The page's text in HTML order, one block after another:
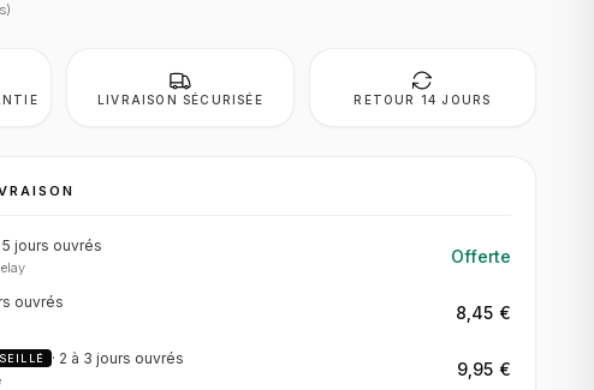
LIVRAISON SÉCURISÉE RETOUR 14 JOURS
5 jours ouvrés
Offerte
ouvrés
8,45 €
· 2 à 3 jours ouvrés
9,95 €